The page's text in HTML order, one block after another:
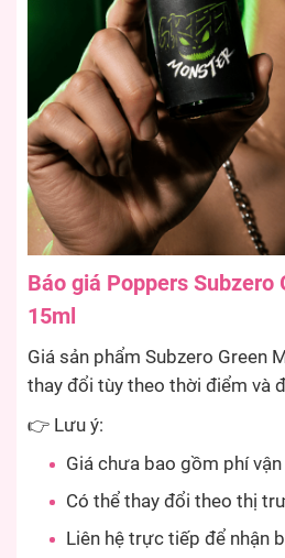
Báo giá Poppers Subzero
15ml
Giá sản phẩm Subzero Green
thay đổi tùy theo thời điểm và
👉 Lưu ý:
Giá chưa bao gồm phí
Có thể thay đổi theo thị
Liên hệ trực tiếp để nhận